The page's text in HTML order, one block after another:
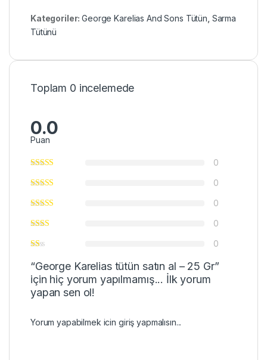
Kategoriler:George Karelias And Sons Tütün Sarma
Tütünü
Toplam 0 incelemede
0.0
Puan
0
0
0
0
0
“George Karelias tütün satın al – 25 Gr”
için hiç yorum yapılmamış... İlk yorum
yapan sen ol!
Yorum yapabilmek icin giriş yapmalısın...